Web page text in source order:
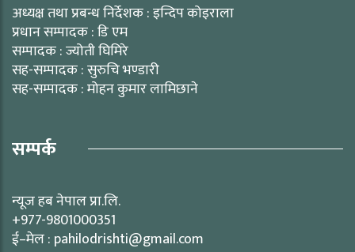
अध्यक्ष तथा प्रबन्ध निर्देशक : इन्दिप कोइराला
प्रधान सम्पादक : डि एम
सम्पादक : ज्योती घिमिरे
सह-सम्पादक : सुरुचि भण्डारी
सह-सम्पादक : मोहन कुमार लामिछाने
सम्पर्क
न्यूज हब नेपाल प्रा.लि.
+977-9801000351
ई–मेल : pahilodrishti@gmail.com